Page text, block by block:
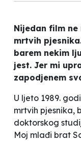
Nijedan film
mrtvih pjesnika
barem nekim
jest. Jer mi
zapodjenem
U ljeto 1989.
mrtvih pjesnika,
doktorskog
Moj mlađi brat